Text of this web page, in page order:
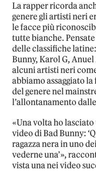
La rapper ricorda
genere gli artisti neri
le facce più
tutte bianche.
delle classifiche
Bunny, Karol G,
alcuni artisti neri
abbiamo assaggiato
del genere nel
l’allontanamento
«Una volta ho
video di Bad Bunny:
ragazza nera in uno
vederne una’»,
vista una nei video